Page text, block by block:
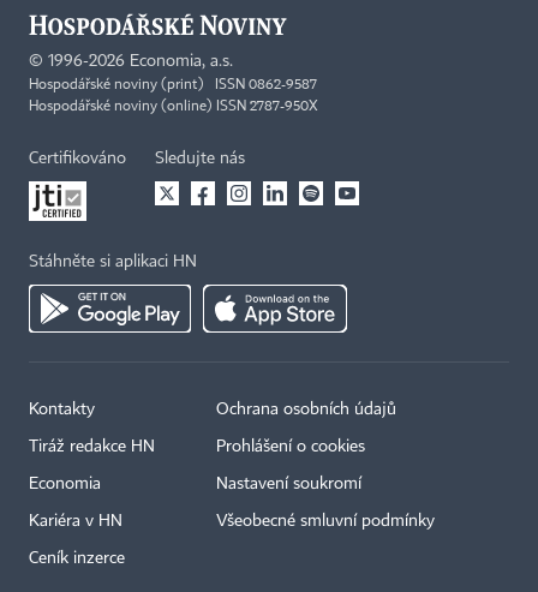
© 1996-2026 Economia, a.s.
Hospodářské noviny (print) ISSN 0862-9587
Hospodářské noviny (online) ISSN 2787-950X
Certifikováno Sledujte nás
Stáhněte si aplikaci HN
Kontakty
Tiráž redakce HN
Economia
Kariéra v HN
Ceník inzerce
Ochrana osobních údajů
Prohlášení o cookies
Nastavení soukromí
Všeobecné smluvní podmínky